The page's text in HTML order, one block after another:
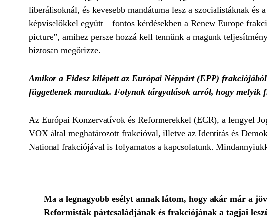
liberálisoknál, és kevesebb mandátuma lesz a szocialistáknak
képviselőkkel együtt – fontos kérdésekben a Renew Europe
picture”, amihez persze hozzá kell tennünk a magunk
biztosan megőrizze.
Amikor a Fidesz kilépett az Európai Néppárt (EPP)
függetlenek maradtak. Folynak tárgyalások arról, hogy melyik
Az Európai Konzervatívok és Reformerekkel (ECR), a lengyel
VOX által meghatározott frakcióval, illetve az Identitás és
National frakciójával is folyamatos a kapcsolatunk.
Ma a legnagyobb esélyt annak látom, hogy akár már a
Reformisták pártcsaládjának és frakciójának a tagjai